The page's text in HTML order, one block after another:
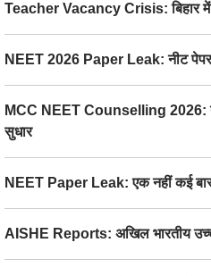
Teacher Vacancy Crisis: बिहार में
NEET 2026 Paper Leak: नीट पेपर
MCC NEET Counselling 2026:
सुधार
NEET Paper Leak: एक नहीं कई
AISHE Reports: अखिल भारतीय उच्च